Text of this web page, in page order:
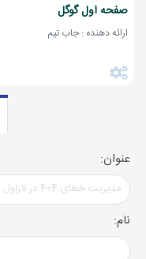
صفحه اول گوگل
ارائه دهنده : جاب تیم
عنوان:
نام: